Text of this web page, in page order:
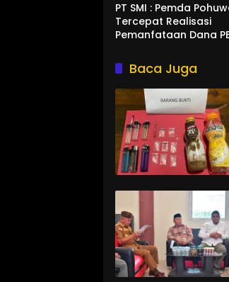
PT SMI : Pemda
Tercepat Realisasi
Pemanfataan Dana
Baca Juga